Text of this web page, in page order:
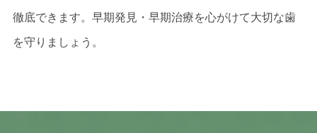
徹底できます。早期発見・早期治療を心がけて大切な歯
を守りましょう。